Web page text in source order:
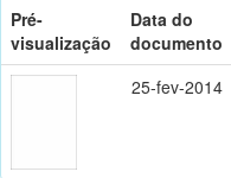
Pré-
visualização
Data do
documento
25-fev-2014